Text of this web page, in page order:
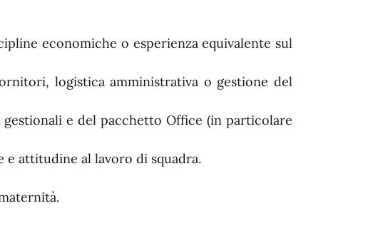
economiche o esperienza equivalente sul
logistica amministrativa o gestione del
e del pacchetto Office (in particolare
e attitudine al lavoro di squadra.